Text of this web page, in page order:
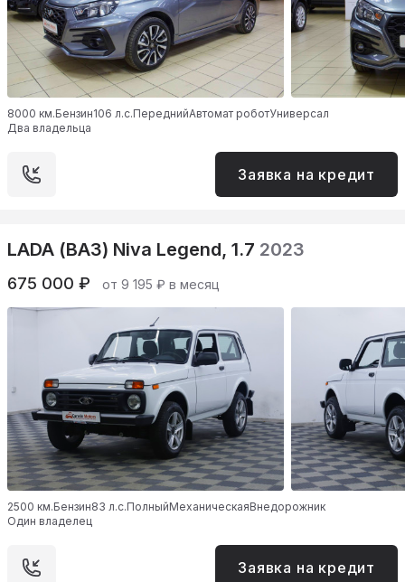
8000 км.Бензин106 л.с.ПереднийАвтомат роботУниверсал
Два владельца
Заявка на кредит
LADA (ВАЗ) Niva Legend, 1.7 2023
675 000 ₽ от 9 195 ₽ в месяц
2500 км.Бензин83 л.с.ПолныйМеханическаяВнедорожник
Один владелец
Заявка на кредит